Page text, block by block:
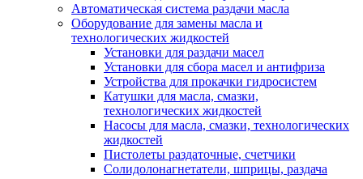
Автоматическая система раздачи масла
Оборудование для замены масла и
технологических жидкостей
Установки для раздачи масел
Установки для сбора масел и антифриза
Устройства для прокачки гидросистем
Катушки для масла, смазки,
технологических жидкостей
Насосы для масла, смазки, технологических
жидкостей
Пистолеты раздаточные, счетчики
Солидолонагнетатели, шприцы, раздача